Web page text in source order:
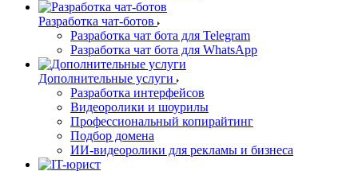
Разработка чат-ботов
Разработка чат бота для Telegram
Разработка чат бота для WhatsApp
Дополнительные услуги
Разработка интерфейсов
Видеоролики и шоурилы
Профессиональный копирайтинг
Подбор домена
ИИ-видеоролики для рекламы и бизнеса